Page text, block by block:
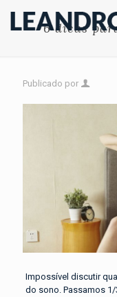
6 dicas
Publicado por
Impossível discutir
do sono. Passamos